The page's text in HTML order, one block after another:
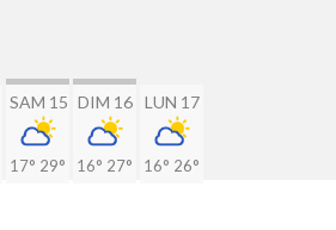
SAM 15
17° 29°
DIM 16
16° 27°
LUN 17
16° 26°